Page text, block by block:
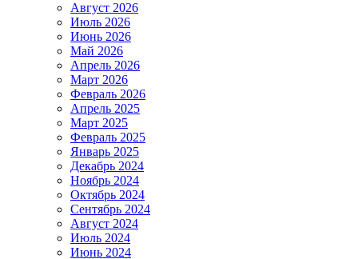
Август 2026
Июль 2026
Июнь 2026
Май 2026
Апрель 2026
Март 2026
Февраль 2026
Апрель 2025
Март 2025
Февраль 2025
Январь 2025
Декабрь 2024
Ноябрь 2024
Октябрь 2024
Сентябрь 2024
Август 2024
Июль 2024
Июнь 2024